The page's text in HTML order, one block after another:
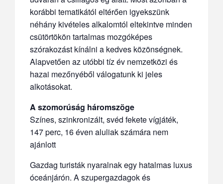
korábbi tematikától eltérően igyekszünk
néhány kivételes alkalomtól eltekintve minden
csütörtökön tartalmas mozgóképes
szórakozást kínálni a kedves közönségnek.
Alapvetően az utóbbi tíz év nemzetközi és
hazai mezőnyéből válogatunk ki jeles
alkotásokat.
A szomorúság háromszöge
Színes, szinkronizált, svéd fekete vígjáték,
147 perc, 16 éven aluliak számára nem
ajánlott
Gazdag turisták nyaralnak egy hatalmas luxus
óceánjárón. A szupergazdagok és